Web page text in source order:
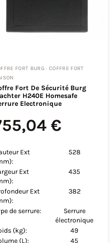
FORT BURG · MINI COFFRE FORT
Fort Burg Wachter Favor
K Serrure À Clé
€
Économisez 4,86 €
Ext (mm):
310
Ext
de serrure:
(kg):
4.5
(L):
de fixation:
Fixation mur